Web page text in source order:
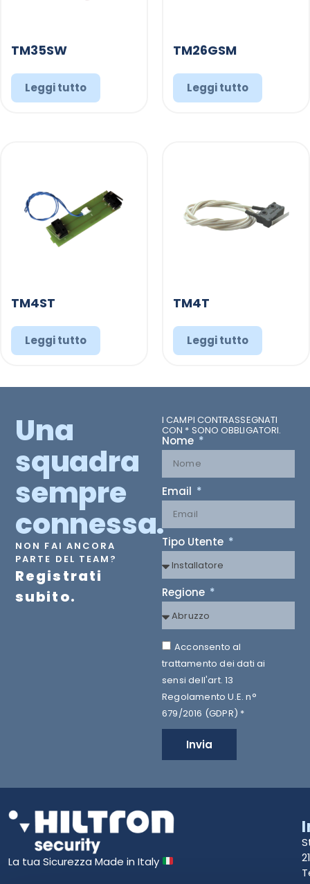
TM35SW
Leggi tutto
TM26GSM
Leggi tutto
TM4ST
Leggi tutto
TM4T
Leggi tutto
Una
squadra
sempre
connessa.
NON FAI ANCORA
PARTE DEL TEAM?
Registrati
subito.
I CAMPI CONTRASSEGNATI
CON * SONO OBBLIGATORI.
Nome
Email
Tipo Utente
Regione
Acconsento al
trattamento dei dati ai
sensi dell'art. 13
Regolamento U.E. n°
679/2016 (GDPR) *
Invia
La tua Sicurezza Made in Italy